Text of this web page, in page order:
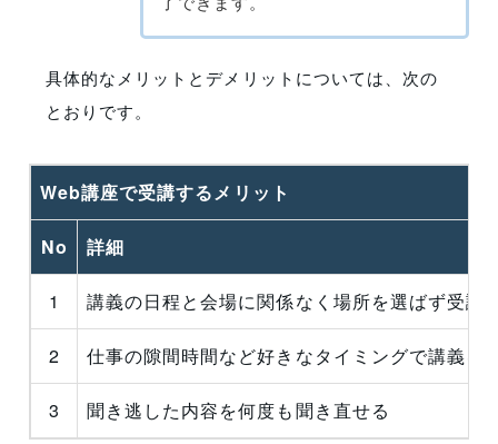
具体的なメリットとデメリットについては、次の
とおりです。
Web講座で受講するメリット
No 詳細
1 講義の日程と会場に関係なく場所を選ばず受講
2 仕事の隙間時間など好きなタイミングで講義を
3 聞き逃した内容を何度も聞き直せる